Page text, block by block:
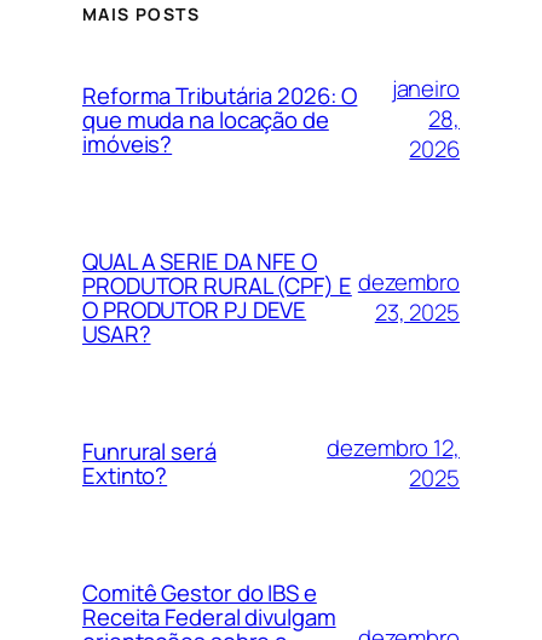
MAIS POSTS
Reforma Tributária 2026: O
que muda na locação de
imóveis?
janeiro
28,
2026
QUAL A SERIE DA NFE O
PRODUTOR RURAL (CPF) E
O PRODUTOR PJ DEVE
USAR?
dezembro
23, 2025
Funrural será
Extinto?
dezembro 12,
2025
Comitê Gestor do IBS e
Receita Federal divulgam